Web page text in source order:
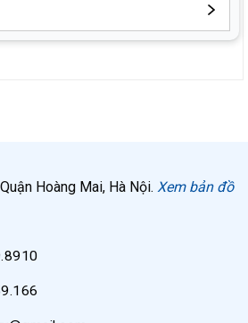
Hoàng Mai, Hà Nội. Xem bản đồ